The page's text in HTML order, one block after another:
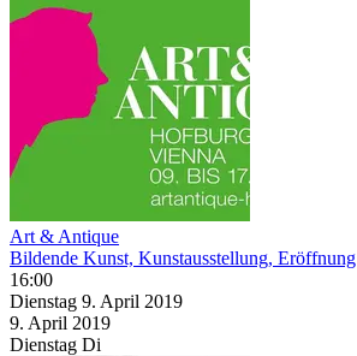
Art & Antique
Bildende Kunst, Kunstausstellung, Eröffnung
16:00
Dienstag 9. April 2019
9. April 2019
Dienstag Di